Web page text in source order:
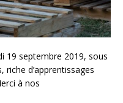
19 septembre 2019, sous
riche d’apprentissages
à nos